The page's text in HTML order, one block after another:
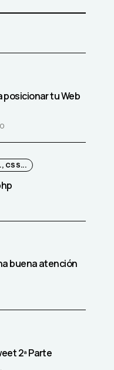
posicionar tu Web
CSS...
buena atención
2ª Parte